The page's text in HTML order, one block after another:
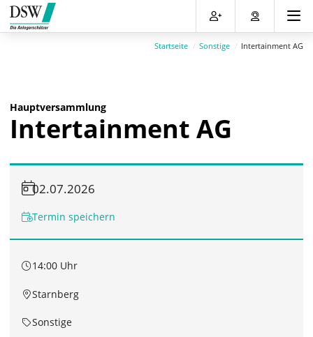
Direkt
zum
Inhalt
Direkt
zum
Hauptmenu
Direkt
zur
Suche
Direkt
zum
Footer
Startseite Sonstige Intertainment AG
Hauptversammlung
Intertainment AG
02.07.2026
Termin speichern
14:00 Uhr
Starnberg
Sonstige